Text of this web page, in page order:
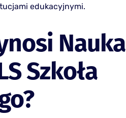
edukacyjnymi.
Nauka
Szkoła